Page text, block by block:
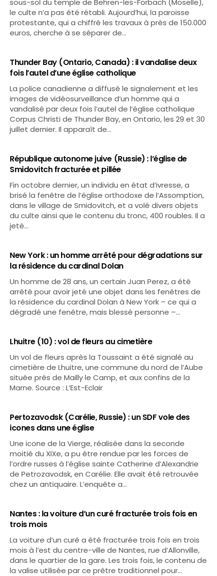
sous-sol du temple de Behren-les-Forbach (Moselle),
le culte n’a pas été rétabli. Aujourd’hui, la paroisse
protestante, qui a chiffré les travaux à près de 150.000
euros, cherche à se séparer de…
Thunder Bay (Ontario, Canada) : il vandalise deux
fois l’autel d’une église catholique
La police canadienne a diffusé le signalement et les
images de vidéosurveillance d’un homme qui a
vandalisé par deux fois l’autel de l’église catholique
Corpus Christi de Thunder Bay, en Ontario, les 29 et 30
juillet dernier. Il apparaît de…
République autonome juive (Russie) : l’église de
Smidovitch fracturée et pillée
Fin octobre dernier, un individu en état d’ivresse, a
brisé la fenêtre de l’église orthodoxe de l’Assomption,
dans le village de Smidovitch, et a volé divers objets
du culte ainsi que le contenu du tronc, 400 roubles. Il a
jeté…
New York : un homme arrêté pour dégradations sur
la résidence du cardinal Dolan
Un homme de 28 ans, un certain Juan Perez, a été
arrêté pour avoir jeté une objet dans les fenêtres de
la résidence du cardinal Dolan à New York – ce qui a
dégradé une fenêtre, mais blessé personne –…
Lhuitre (10) : vol de fleurs au cimetière
Un vol de fleurs après la Toussaint a été signalé au
cimetière de Lhuitre, une commune du nord de l’Aube
située près de Mailly le Camp, et aux confins de la
Marne. Source : L’Est-Eclair
Pertozavodsk (Carélie, Russie) : un SDF vole des
icones dans une église
Une icone de la Vierge, réalisée dans la seconde
moitié du XIXe, a pu être rendue par les forces de
l’ordre russes à l’église sainte Catherine d’Alexandrie
de Petrozavodsk, en Carélie. Elle avait été retrouvée
chez un antiquaire. L’enquête a…
Nantes : la voiture d’un curé fracturée trois fois en
trois mois
La voiture d’un curé a été fracturée trois fois en trois
mois à l’est du centre-ville de Nantes, rue d’Allonville,
dans le quartier de la gare. Les trois fois, le contenu de
la valise utilisée par ce prêtre traditionnel pour…